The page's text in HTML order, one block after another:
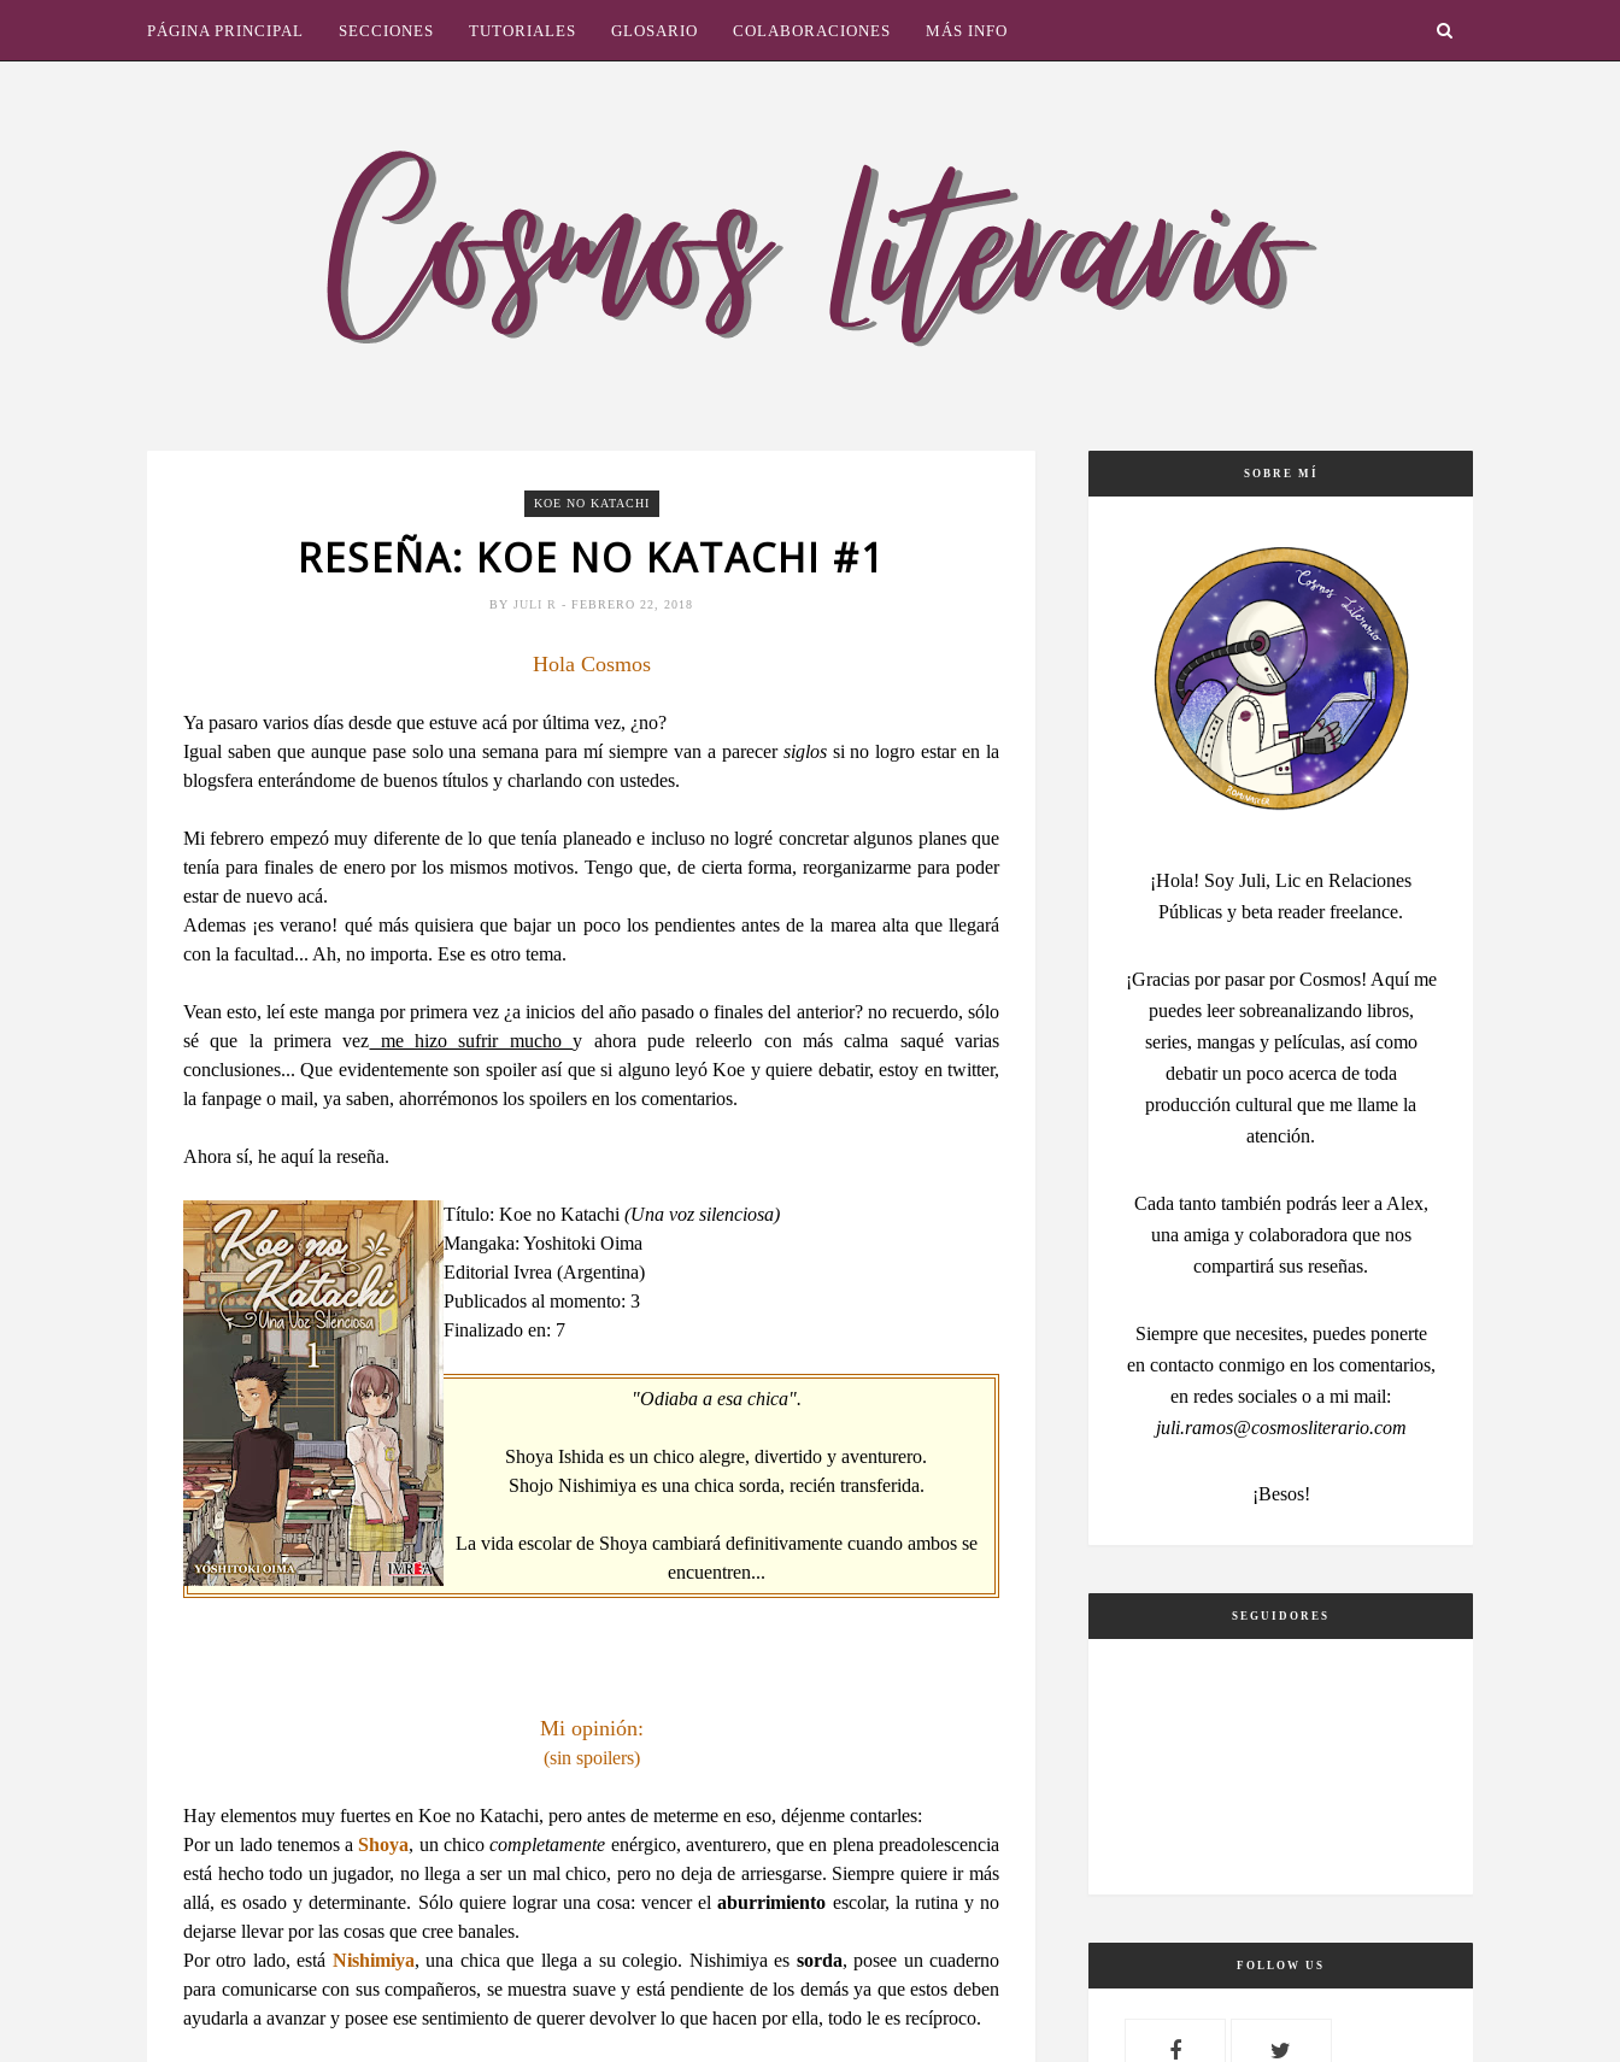
PÁGINA PRINCIPAL SECCIONES TUTORIALES GLOSARIO COLABORACIONES MÁS INFO
KOE NO KATACHI
RESEÑA: KOE NO KATACHI #1
BY JULI R - FEBRERO 22, 2018
Hola Cosmos
Ya pasaro varios días desde que estuve acá por última vez, ¿no?
Igual saben que aunque pase solo una semana para mí siempre van a parecer siglossi no logro estar en la
blogsfera enterándome de buenos títulos y charlando con ustedes.
Mi febrero empezó muy diferente de lo que tenía planeado e incluso no logré concretar algunos planes que
tenía para finales de enero por los mismos motivos. Tengo que, de cierta forma, reorganizarme para poder
estar de nuevo acá.
Ademas ¡es verano! qué más quisiera que bajar un poco los pendientes antes de la marea alta que llegará
con la facultad... Ah, no importa. Ese es otro tema.
Vean esto, leí este manga por primera vez ¿a inicios del año pasado o finales del anterior? no recuerdo, sólo
sé que la primera vez me hizo sufrir muchoy ahora pude releerlo con más calma saqué varias
conclusiones... Que evidentemente son spoiler así que si alguno leyó Koe y quiere debatir, estoy en twitter,
la fanpage o mail, ya saben, ahorrémonos los spoilers en los comentarios.
Ahora sí, he aquí la reseña.
Título: Koe no Katachi (Una voz silenciosa)
Mangaka: Yoshitoki Oima
Editorial Ivrea (Argentina)
Publicados al momento: 3
Finalizado en: 7
"Odiaba a esa chica".
Shoya Ishida es un chico alegre, divertido y aventurero.
Shojo Nishimiya es una chica sorda, recién transferida.
La vida escolar de Shoya cambiará definitivamente cuando ambos se
encuentren...
Mi opinión:
(sin spoilers)
Hay elementos muy fuertes en Koe no Katachi, pero antes de meterme en eso, déjenme contarles:
Por un lado tenemos aShoya, un chicocompletamente enérgico, aventurero, que en plena preadolescencia
está hecho todo un jugador, no llega a ser un mal chico, pero no deja de arriesgarse. Siempre quiere ir más
allá, es osado y determinante. Sólo quiere lograr una cosa: vencer elaburrimiento escolar, la rutina y no
dejarse llevar por las cosas que cree banales.
Por otro lado, está Nishimiya, una chica que llega a su colegio. Nishimiya es sorda, posee un cuaderno
para comunicarse con sus compañeros, se muestra suave y está pendiente de los demás ya que estos deben
ayudarla a avanzar y posee ese sentimiento de querer devolver lo que hacen por ella, todo le es recíproco.
SOBRE MÍ
¡Hola! Soy Juli, Lic en Relaciones
Públicas y beta reader freelance.
¡Gracias por pasar por Cosmos! Aquí me
puedes leer sobreanalizando libros,
series, mangas y películas, así como
debatir un poco acerca de toda
producción cultural que me llame la
atención.
Cada tanto también podrás leer a Alex,
una amiga y colaboradora que nos
compartirá sus reseñas.
Siempre que necesites, puedes ponerte
en contacto conmigo en los comentarios,
en redes sociales o a mi mail:
juli.ramos@cosmosliterario.com
¡Besos!
SEGUIDORES
FOLLOW US